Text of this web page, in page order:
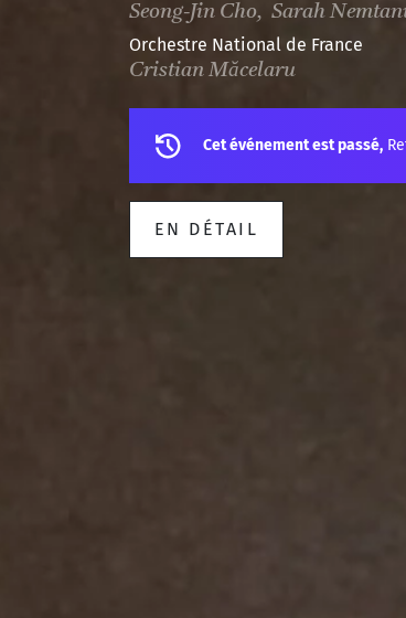
Seong-Jin Cho, Sarah
Orchestre National de France
Cristian Măcelaru
Cet événement est passé,
EN DÉTAIL